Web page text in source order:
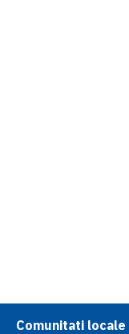
Comunitati locale